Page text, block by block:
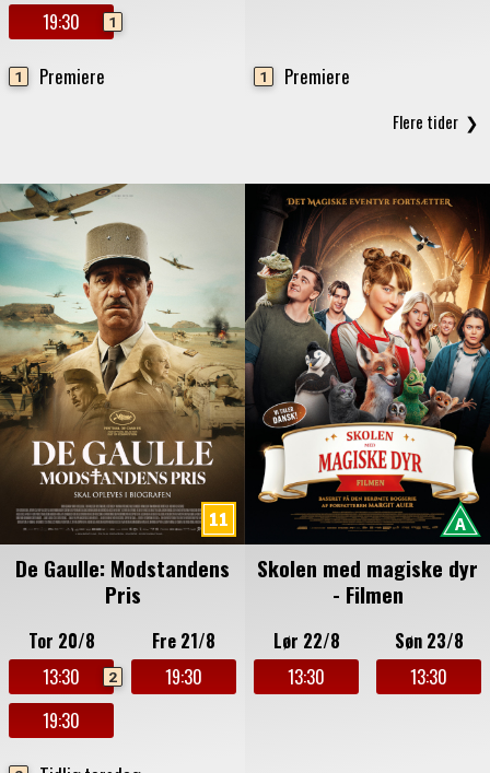
19:30 1
1 Premiere 1 Premiere
De Gaulle: Modstandens
Pris
Tor 20/8
13:30
2
19:30
Fre 21/8
19:30
Skolen med magiske dyr
- Filmen
Lør 22/8
13:30
Søn 23/8
13:30